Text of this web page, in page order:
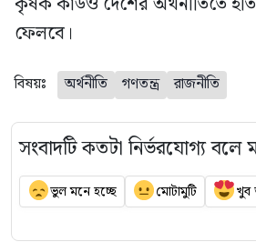
ফেলবে।
বিষয়ঃ অর্থনীতি গণতন্ত্র রাজনীতি
সংবাদটি কতটা নির্ভরযোগ্য বলে
ভুল মনে হচ্ছে মোটামুটি খুব